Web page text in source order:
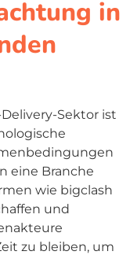
in
Sektor ist
eine Branche
wie bigclash
und
zu bleiben, um